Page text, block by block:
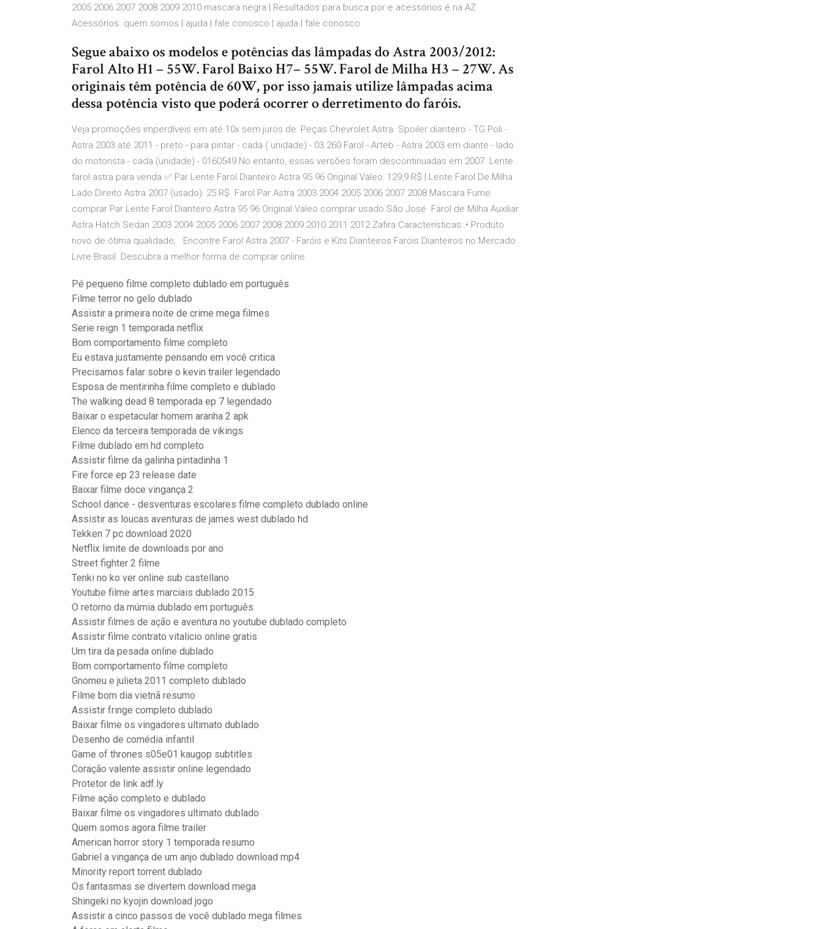
2005 2006 2007 2008 2009 2010 mascara negra | Resultados para busca por e acessórios é na AZ
Acessórios. quem somos | ajuda | fale conosco | ajuda | fale conosco
Segue abaixo os modelos e potências das lâmpadas do Astra 2003/2012:
Farol Alto H1 – 55W. Farol Baixo H7– 55W. Farol de Milha H3 – 27W. As
originais têm potência de 60W, por isso jamais utilize lâmpadas acima
dessa potência visto que poderá ocorrer o derretimento do faróis.
Veja promoções imperdíveis em até 10x sem juros de: Peças Chevrolet Astra. Spoiler dianteiro - TG Poli -
Astra 2003 até 2011 - preto - para pintar - cada ( unidade) - 03.260 Farol - Arteb - Astra 2003 em diante - lado
do motorista - cada (unidade) - 0160549 No entanto, essas versões foram descontinuadas em 2007. Lente
farol astra para venda ✅ Par Lente Farol Dianteiro Astra 95 96 Original Valeo: 129,9 R$ | Lente Farol De Milha
Lado Direito Astra 2007 (usado): 25 R$ Farol Par Astra 2003 2004 2005 2006 2007 2008 Mascara Fume
comprar Par Lente Farol Dianteiro Astra 95 96 Original Valeo comprar usado São José Farol de Milha Auxiliar
Astra Hatch Sedan 2003 2004 2005 2006 2007 2008 2009 2010 2011 2012 Zafira Características: • Produto
novo de ótima qualidade; Encontre Farol Astra 2007 - Faróis e Kits Dianteiros Faróis Dianteiros no Mercado
Livre Brasil. Descubra a melhor forma de comprar online.
Pé pequeno filme completo dublado em português
Filme terror no gelo dublado
Assistir a primeira noite de crime mega filmes
Serie reign 1 temporada netflix
Bom comportamento filme completo
Eu estava justamente pensando em você critica
Precisamos falar sobre o kevin trailer legendado
Esposa de mentirinha filme completo e dublado
The walking dead 8 temporada ep 7 legendado
Baixar o espetacular homem aranha 2 apk
Elenco da terceira temporada de vikings
Filme dublado em hd completo
Assistir filme da galinha pintadinha 1
Fire force ep 23 release date
Baixar filme doce vingança 2
School dance - desventuras escolares filme completo dublado online
Assistir as loucas aventuras de james west dublado hd
Tekken 7 pc download 2020
Netflix limite de downloads por ano
Street fighter 2 filme
Tenki no ko ver online sub castellano
Youtube filme artes marciais dublado 2015
O retorno da múmia dublado em português
Assistir filmes de ação e aventura no youtube dublado completo
Assistir filme contrato vitalicio online gratis
Um tira da pesada online dublado
Bom comportamento filme completo
Gnomeu e julieta 2011 completo dublado
Filme bom dia vietnã resumo
Assistir fringe completo dublado
Baixar filme os vingadores ultimato dublado
Desenho de comédia infantil
Game of thrones s05e01 kaugop subtitles
Coração valente assistir online legendado
Protetor de link adf.ly
Filme ação completo e dublado
Baixar filme os vingadores ultimato dublado
Quem somos agora filme trailer
American horror story 1 temporada resumo
Gabriel a vingança de um anjo dublado download mp4
Minority report torrent dublado
Os fantasmas se divertem download mega
Shingeki no kyojin download jogo
Assistir a cinco passos de você dublado mega filmes